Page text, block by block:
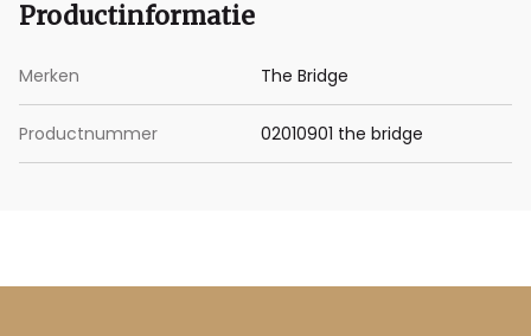
Productinformatie
Merken The Bridge
Productnummer 02010901 the bridge